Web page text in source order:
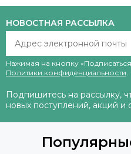
НОВОСТНАЯ РАССЫЛКА
Нажимая на кнопку
Политики конфиденциальности.
Подпишитесь на рассылку,
новых поступлений, акций и